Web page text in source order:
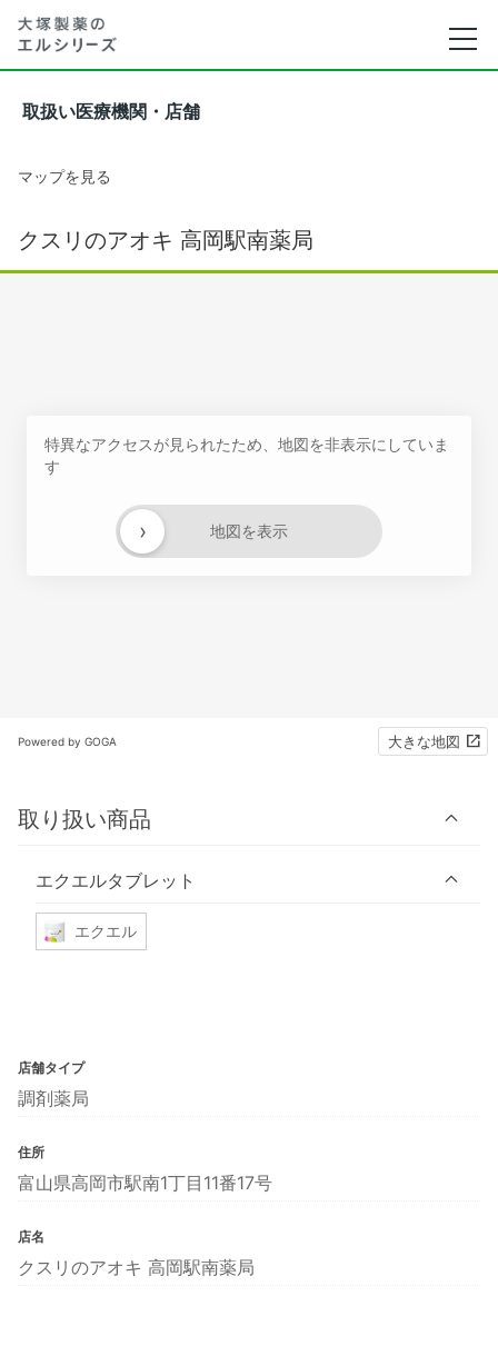
取扱い医療機関・店舗
マップを見る
クスリのアオキ 高岡駅南薬局
特異なアクセスが見られたため、地図を非表示にしていま
す
地図を表示
›
Powered by GOGA 大きな地図
取り扱い商品
エクエルタブレット
エクエル
店舗タイプ
調剤薬局
住所
富山県高岡市駅南1丁目11番17号
店名
クスリのアオキ 高岡駅南薬局